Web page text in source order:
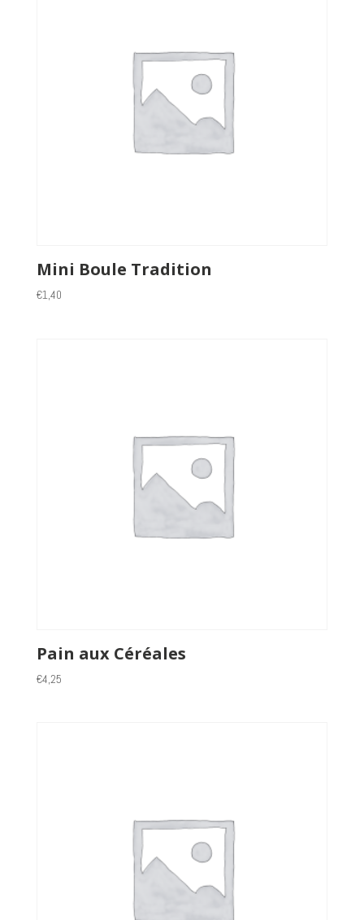
Mini Boule Tradition
€1,40
Pain aux Céréales
€4,25